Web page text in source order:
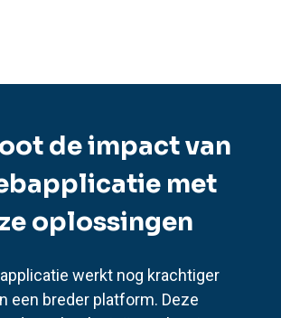
de impact van
met
oplossingen
werkt nog krachtiger
een breder platform. Deze